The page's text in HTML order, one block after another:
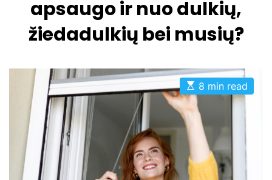
e
o
i
s
apsaugo ir nuo dulkių,
žiedadulkių bei musių?
E
s
t
i
m
a
t
e
d
r
8 min read